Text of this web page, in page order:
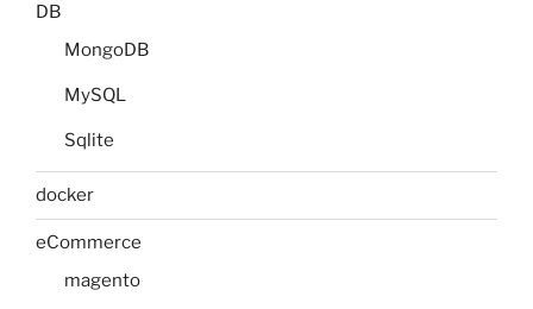
DB
MongoDB
MySQL
Sqlite
docker
eCommerce
magento